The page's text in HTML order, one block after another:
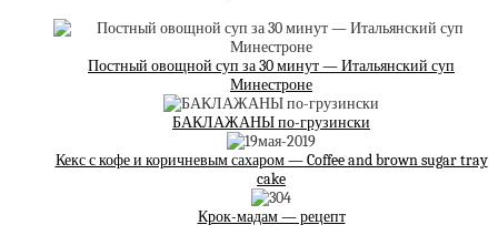
Постный овощной суп за 30 минут — Итальянский суп
Минестроне
БАКЛАЖАНЫ по-грузински
Кекс с кофе и коричневым сахаром — Coffee and brown sugar tray
cake
Крок-мадам — рецепт